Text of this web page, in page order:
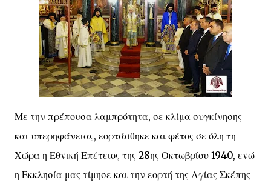
Με την πρέπουσα λαμπρότητα, σε κλίμα συγκίνησης
και υπερηφάνειας, εορτάσθηκε και φέτος σε όλη τη
Χώρα η Εθνική Επέτειος της 28ης Οκτωβρίου 1940, ενώ
η Εκκλησία μας τίμησε και την εορτή της Αγίας Σκέπης